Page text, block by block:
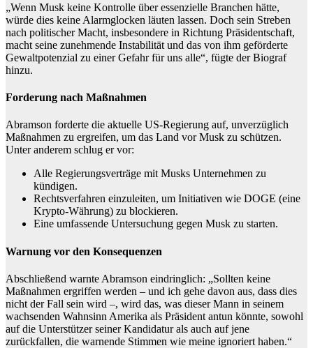
„Wenn Musk keine Kontrolle über essenzielle Branchen hätte,
würde dies keine Alarmglocken läuten lassen. Doch sein Streben
nach politischer Macht, insbesondere in Richtung Präsidentschaft,
macht seine zunehmende Instabilität und das von ihm geförderte
Gewaltpotenzial zu einer Gefahr für uns alle“, fügte der Biograf
hinzu.
Forderung nach Maßnahmen
Abramson forderte die aktuelle US-Regierung auf, unverzüglich
Maßnahmen zu ergreifen, um das Land vor Musk zu schützen.
Unter anderem schlug er vor:
Alle Regierungsverträge mit Musks Unternehmen zu
kündigen.
Rechtsverfahren einzuleiten, um Initiativen wie DOGE (eine
Krypto-Währung) zu blockieren.
Eine umfassende Untersuchung gegen Musk zu starten.
Warnung vor den Konsequenzen
Abschließend warnte Abramson eindringlich: „Sollten keine
Maßnahmen ergriffen werden – und ich gehe davon aus, dass dies
nicht der Fall sein wird –, wird das, was dieser Mann in seinem
wachsenden Wahnsinn Amerika als Präsident antun könnte, sowohl
auf die Unterstützer seiner Kandidatur als auch auf jene
zurückfallen, die warnende Stimmen wie meine ignoriert haben.“